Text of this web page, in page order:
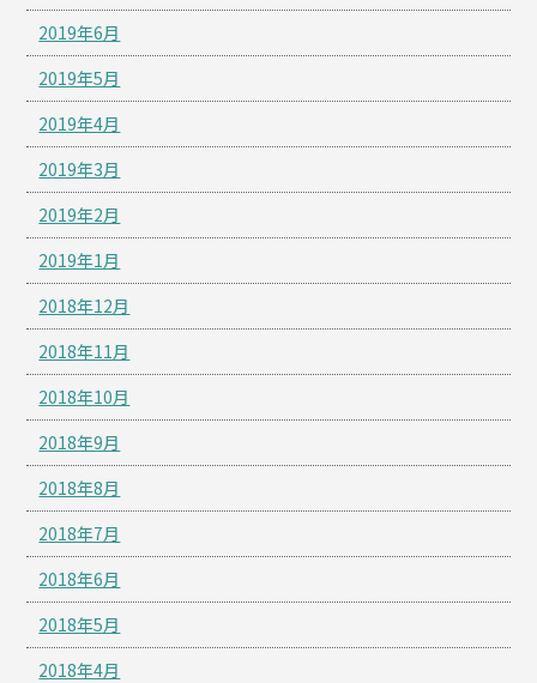
2019年6月
2019年5月
2019年4月
2019年3月
2019年2月
2019年1月
2018年12月
2018年11月
2018年10月
2018年9月
2018年8月
2018年7月
2018年6月
2018年5月
2018年4月